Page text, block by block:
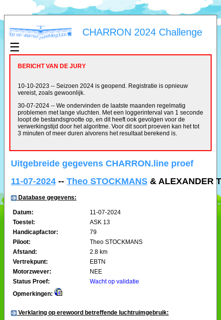
CHARRON 2024 Challenge
☰
BERICHT VAN DE JURY
10-10-2023 -- Seizoen 2024 is geopend. Registratie is opnieuw
vereist, zoals gewoonlijk.
30-07-2024 -- We ondervinden de laatste maanden regelmatig
problemen met lange vluchten. Met een loggerinterval van 1 seconde
loopt de bestandsgrootte op, en dit heeft ook gevolgen voor de
verwerkingstijd door het algoritme. Voor dit soort proeven kan het tot
3 minuten of meer duren alvorens het resultaat berekend is.
Uitgebreide gegevens CHARRON.line proef
11-07-2024 -- Theo STOCKMANS & ALEXANDER
Database gegevens:
Datum:
11-07-2024
Toestel:
ASK 13
Handicapfactor:
79
Piloot:
Theo STOCKMANS
Afstand:
2.8 km
Vertrekpunt:
EBTN
Motorzwever:
NEE
Status Proef:
Wacht op validatie
Opmerkingen:
Verklaring op erewoord betreffende luchtruimgebruik: